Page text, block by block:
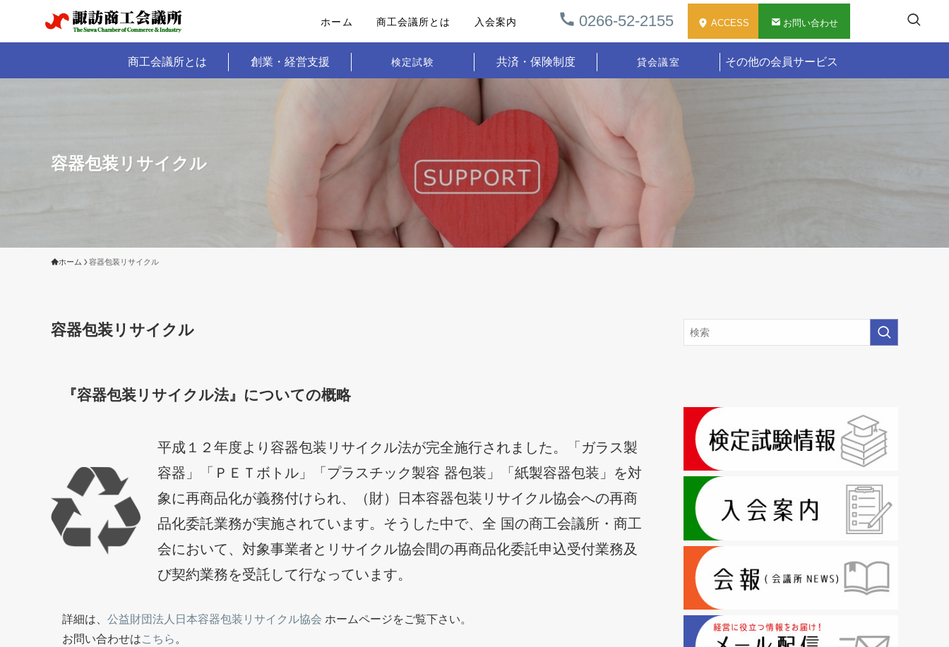
ホーム 商工会議所とは 入会案内 0266-52-2155 ACCESS お問い合わせ
商工会議所とは 創業・経営支援 検定試験 共済・保険制度 貸会議室 その他の会員サービス
容器包装リサイクル
ホーム 容器包装リサイクル
容器包装リサイクル
『容器包装リサイクル法』についての概略
平成１２年度より容器包装リサイクル法が完全施行されました。「ガラス製
容器」「ＰＥＴボトル」「プラスチック製容 器包装」「紙製容器包装」を対
象に再商品化が義務付けられ、（財）日本容器包装リサイクル協会への再商
品化委託業務が実施されています。そうした中で、全 国の商工会議所・商工
会において、対象事業者とリサイクル協会間の再商品化委託申込受付業務及
び契約業務を受託して行なっています。
詳細は、 公益財団法人日本容器包装リサイクル協会 ホームページをご覧下さい。
お問い合わせはこちら 。